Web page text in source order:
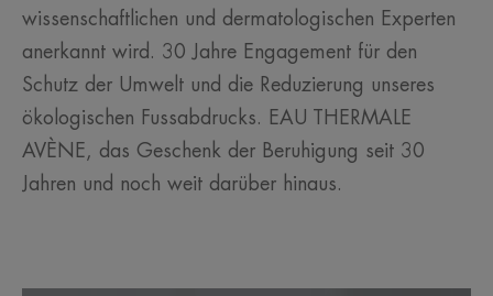
wissenschaftlichen und dermatologischen Experten
anerkannt wird. 30 Jahre Engagement für den
Schutz der Umwelt und die Reduzierung unseres
ökologischen Fussabdrucks. EAU THERMALE
AVÈNE, das Geschenk der Beruhigung seit 30
Jahren und noch weit darüber hinaus.